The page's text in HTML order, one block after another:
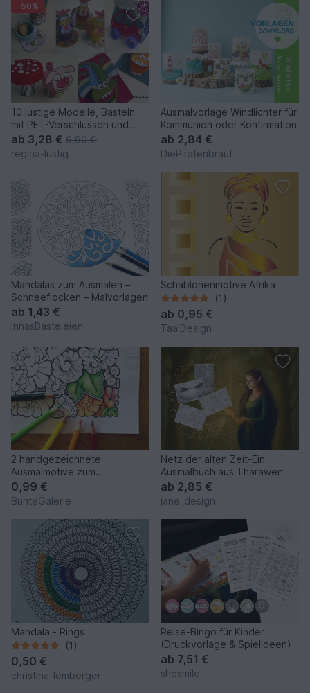
-50%
10 lustige Modelle, Basteln
mit PET-Verschlüssen und
Papier, Upcycling, Recycling
ab 3,28 € 6,90 €
regina-lustig
Ausmalvorlage Windlichter für
Kommunion oder Konfirmation
ab 2,84 €
DiePiratenbraut
Mandalas zum Ausmalen –
Schneeflocken – Malvorlagen
ab 1,43 €
InnasBasteleien
Schablonenmotive Afrika
(1)
ab 0,95 €
TaalDesign
2 handgezeichnete
Ausmalmotive zum
Ausdrucken (DIN A4)
0,99 €
BunteGalerie
Netz der alten Zeit-Ein
Ausmalbuch aus Tharawen
ab 2,85 €
jane_design
Mandala - Rings
(1)
0,50 €
christina-lemberger
Reise-Bingo für Kinder
(Druckvorlage & Spielideen)
ab 7,51 €
shesmile